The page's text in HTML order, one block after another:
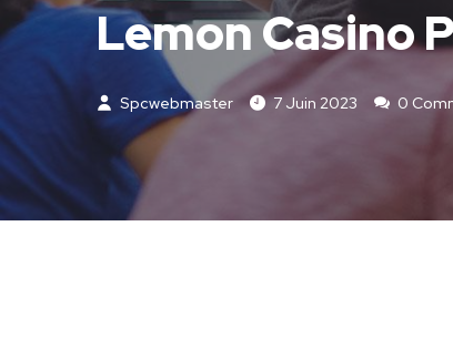
Lemon Casino
Spcwebmaster 7 Juin 2023 0